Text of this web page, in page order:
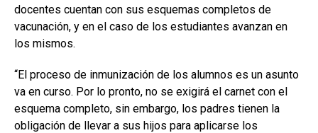
docentes cuentan con sus esquemas completos de
vacunación, y en el caso de los estudiantes avanzan en
los mismos.
“El proceso de inmunización de los alumnos es un asunto
va en curso. Por lo pronto, no se exigirá el carnet con el
esquema completo, sin embargo, los padres tienen la
obligación de llevar a sus hijos para aplicarse los